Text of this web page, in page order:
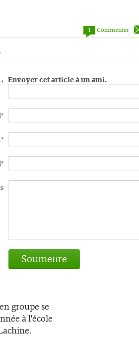
1
Commenter
Envoyer cet article à un ami.
Soumettre
groupe se
à l'école